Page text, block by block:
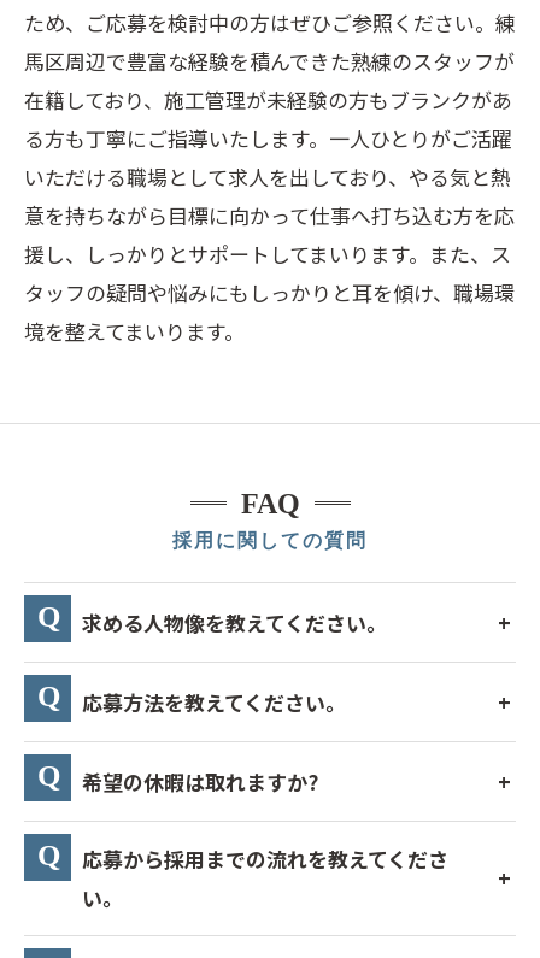
ため、ご応募を検討中の方はぜひご参照ください。練
馬区周辺で豊富な経験を積んできた熟練のスタッフが
在籍しており、施工管理が未経験の方もブランクがあ
る方も丁寧にご指導いたします。一人ひとりがご活躍
いただける職場として求人を出しており、やる気と熱
意を持ちながら目標に向かって仕事へ打ち込む方を応
援し、しっかりとサポートしてまいります。また、ス
タッフの疑問や悩みにもしっかりと耳を傾け、職場環
境を整えてまいります。
採用に関しての質問
FAQ
求める人物像を教えてください。
応募方法を教えてください。
希望の休暇は取れますか?
応募から採用までの流れを教えてくださ
い。